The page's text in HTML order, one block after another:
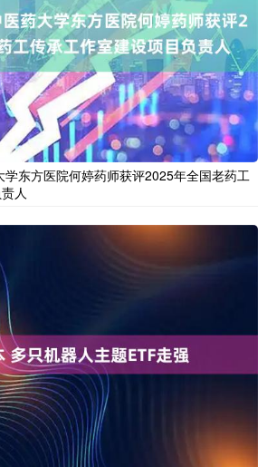
东方医院何婷药师获评2025年全国老药工
人